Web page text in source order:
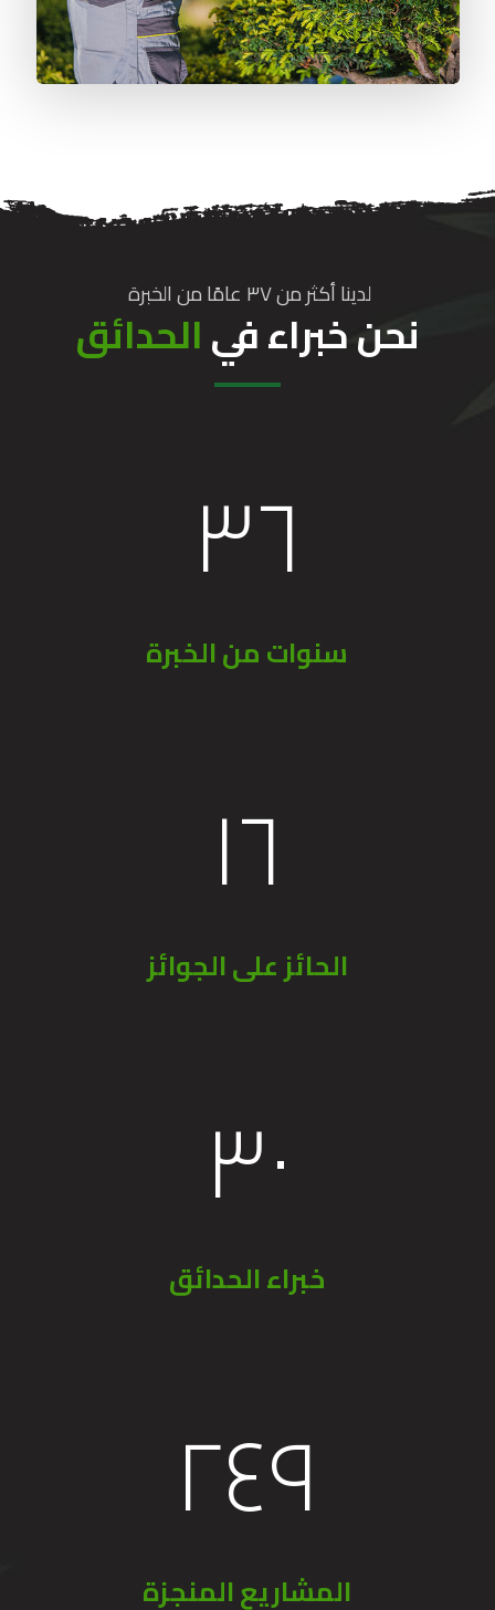
لدينا أكثر من ۳۷ عامًا من الخبرة
نحن خبراء فيالحدائق
٣٧
سنوات من الخبرة
١٦
الحائز على الجوائز
٣٢
خبراء الحدائق
٢٧٠
المشاريع المنجزة